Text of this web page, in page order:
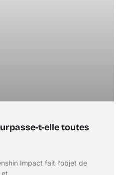
t-elle toutes
Impact fait l’objet de